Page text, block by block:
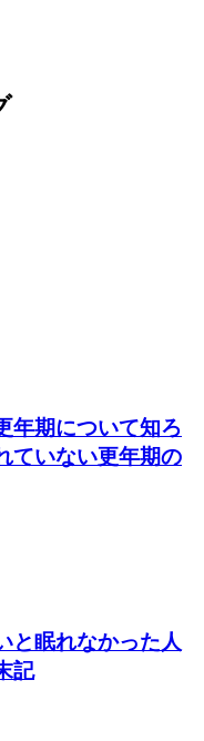
年期について知ろ
ていない更年期の
と眠れなかった人
記